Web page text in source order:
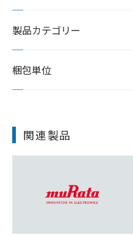
製品カテゴリー
梱包単位
関連製品